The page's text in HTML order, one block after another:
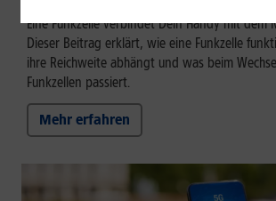
Eine Funkzelle verbindet Dein Handy mit dem
Dieser Beitrag erklärt, wie eine Funkzelle
ihre Reichweite abhängt und was beim
Funkzellen passiert.
Mehr erfahren